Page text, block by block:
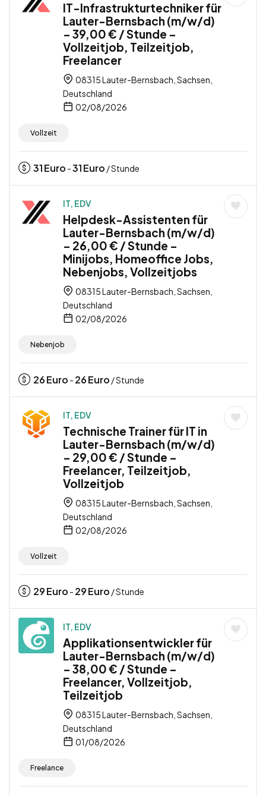
IT-Infrastrukturtechniker für
Lauter-Bernsbach (m/w/d)
– 39,00 € / Stunde –
Vollzeitjob, Teilzeitjob,
Freelancer
08315 Lauter-Bernsbach, Sachsen,
Deutschland
02/08/2026
Vollzeit
31Euro -31Euro / Stunde
IT, EDV
Helpdesk-Assistenten für
Lauter-Bernsbach (m/w/d)
– 26,00 € / Stunde –
Minijobs, Homeoffice Jobs,
Nebenjobs, Vollzeitjobs
08315 Lauter-Bernsbach, Sachsen,
Deutschland
02/08/2026
Nebenjob
26Euro - 26Euro / Stunde
IT, EDV
Technische Trainer für IT in
Lauter-Bernsbach (m/w/d)
– 29,00 € / Stunde –
Freelancer, Teilzeitjob,
Vollzeitjob
08315 Lauter-Bernsbach, Sachsen,
Deutschland
02/08/2026
Vollzeit
29Euro - 29Euro / Stunde
IT, EDV
Applikationsentwickler für
Lauter-Bernsbach (m/w/d)
– 38,00 € / Stunde –
Freelancer, Vollzeitjob,
Teilzeitjob
08315 Lauter-Bernsbach, Sachsen,
Deutschland
01/08/2026
Freelance